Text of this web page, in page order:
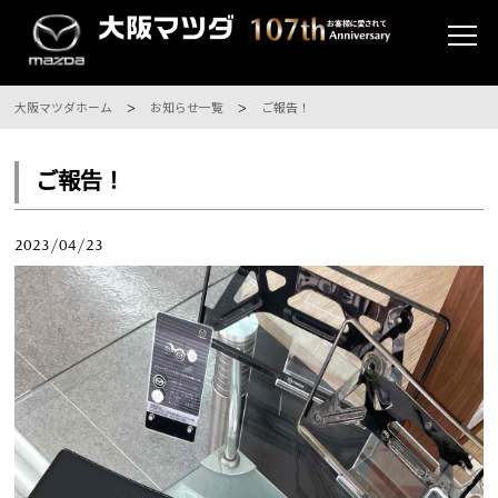
大阪マツダホーム お知らせ一覧 ご報告！
ご報告！
2023/04/23